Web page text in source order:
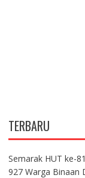
TERBARU
Semarak HUT ke-
927 Warga Binaan